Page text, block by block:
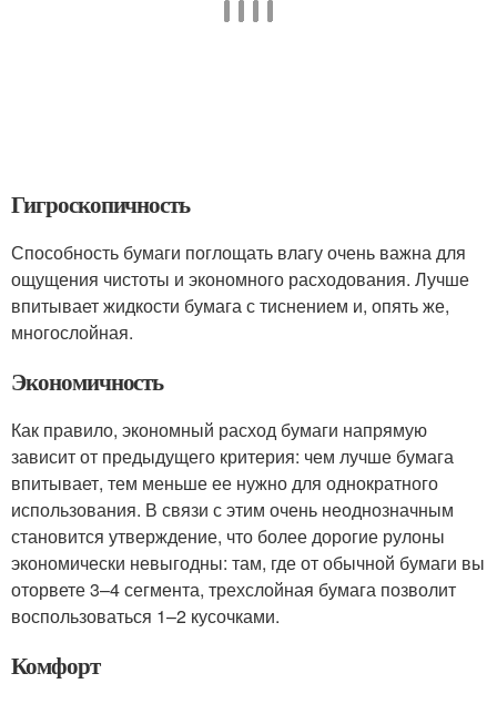
Гигроскопичность
Способность бумаги поглощать влагу очень важна для
ощущения чистоты и экономного расходования. Лучше
впитывает жидкости бумага с тиснением и, опять же,
многослойная.
Экономичность
Как правило, экономный расход бумаги напрямую
зависит от предыдущего критерия: чем лучше бумага
впитывает, тем меньше ее нужно для однократного
использования. В связи с этим очень неоднозначным
становится утверждение, что более дорогие рулоны
экономически невыгодны: там, где от обычной бумаги вы
оторвете 3–4 сегмента, трехслойная бумага позволит
воспользоваться 1–2 кусочками.
Комфорт